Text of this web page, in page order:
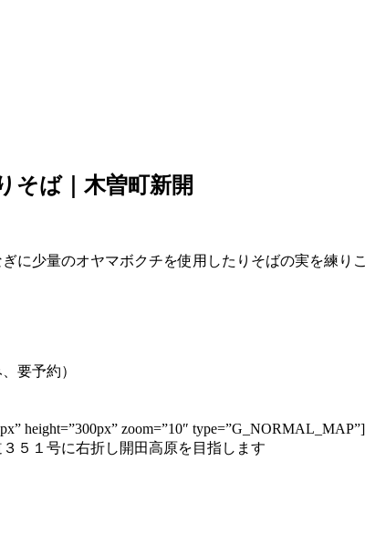
そば｜木曽町新開
に少量のオヤマボクチを使用したりそばの実を練り
予約）
height=”300px” zoom=”10″
５１号に右折し開田高原を目指します